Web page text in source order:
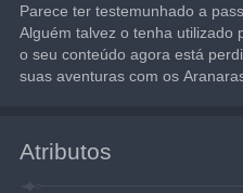
Parece ter testemunhado a
Alguém talvez o tenha utilizado
o seu conteúdo agora está
suas aventuras com os
Atributos